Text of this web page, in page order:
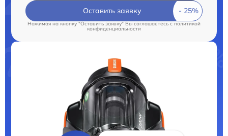
Оставить заявку
Нажимая на кнопку "Оставить заявку" Вы соглашаетесь c политикой
конфиденциальности